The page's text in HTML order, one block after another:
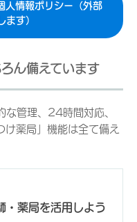
人情報ポリシー（外部
ます）
ん備えています
な管理、24時間対応、
け薬局」機能は全て備え
・薬局を活用しよう